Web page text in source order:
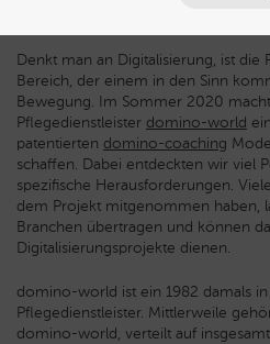
Denkt man an Digitalisierung, ist die
Bereich, der einem in den Sinn
Bewegung. Im Sommer 2020
Pflegedienstleister domino-world
patentierten domino-coaching
schaffen. Dabei entdeckten wir viel
spezifische Herausforderungen.
dem Projekt mitgenommen haben,
Branchen übertragen und können
Digitalisierungsprojekte dienen.
domino-world ist ein 1982 damals
Pflegedienstleister. Mittlerweile
domino-world, verteilt auf